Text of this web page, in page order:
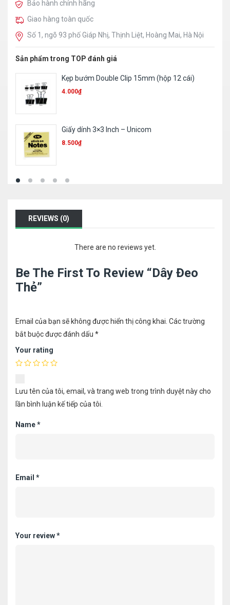
Bảo hành chính hãng
Giao hàng toàn quốc
Số 1, ngõ 93 phố Giáp Nhị, Thịnh Liệt, Hoàng Mai, Hà Nội
Sản phẩm trong TOP đánh giá
Bút kim chữ A
2.500
Băng xoá khô Plus WH505T
15.000
REVIEWS (0)
There are no reviews yet.
Be The First To Review “Dây Đeo
Thẻ”
Email của bạn sẽ không được hiển thị công khai. Các trường
bắt buộc được đánh dấu *
Your rating
Lưu tên của tôi, email, và trang web trong trình duyệt này cho
lần bình luận kế tiếp của tôi.
Name*
Email *
Your review*